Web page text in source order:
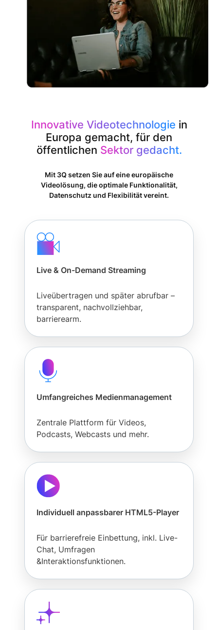
Innovative Videotechnologie in
Europa gemacht, für den
öffentlichen Sektor gedacht.
Mit 3Q setzen Sie auf eine europäische
Videolösung, die optimale Funktionalität,
Datenschutz und Flexibilität vereint.
Live & On-Demand Streaming
Liveübertragen und später abrufbar –
transparent, nachvollziehbar,
barrierearm.
Umfangreiches Medienmanagement
Zentrale Plattform für Videos,
Podcasts, Webcasts und mehr.
Individuell anpassbarer HTML5-Player
Für barrierefreie Einbettung, inkl. Live-
Chat, Umfragen
&Interaktionsfunktionen.